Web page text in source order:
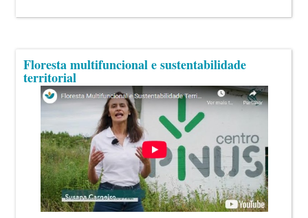
Floresta multifuncional e sustentabilidade
territorial